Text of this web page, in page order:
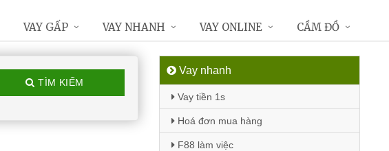
TÌM KIẾM
Vay nhanh
Vay tiền 1s
Hoá đơn mua hàng
F88 làm việc
VAY GẤP VAY NHANH VAY ONLINE CẦM ĐỒ